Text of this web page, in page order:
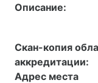
Описание:
Скан-копия
аккредитации:
Адрес места